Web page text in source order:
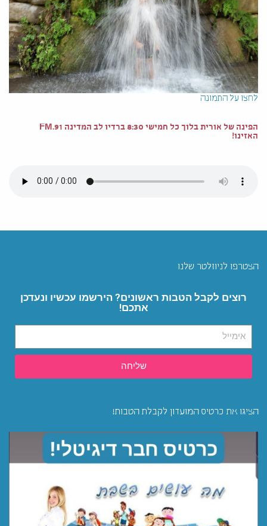
לחצו על התמונה
הפינה של אורית בלוך כל חמישי 8:30 ברדיו לב המדינה 91.FM
האזינו!
הצטרפו לניוזלטר שלנו
רוצים לקבל הטבות ראשונים? הירשמו עכשיו ונעדכן
אתכם!
שליחה
הציגו את כרטיס המועדון לקבלת הטבות!